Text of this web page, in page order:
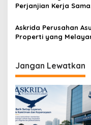
Perjanjian Kerja Sama
PD Bali
Askrida Perusahan
Properti yang
Jangan Lewatkan